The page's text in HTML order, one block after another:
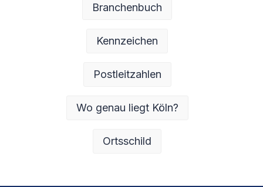
Branchenbuch
Kennzeichen
Postleitzahlen
Wo genau liegt Köln?
Ortsschild